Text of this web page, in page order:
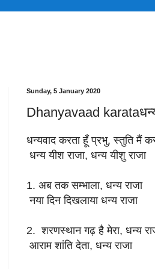
Sunday, 5 January 2020
Dhanyavaad
धन्यवाद करता हूँ प्रभु, स्तुति मैं
धन्य यीश राजा, धन्य
1. अब तक सम्भाला, धन्य राजा
नया दिन दिखलाया धन्य राजा
2. शरणस्थान गढ़ है मेरा, धन्य
आराम शांति देता, धन्य राजा